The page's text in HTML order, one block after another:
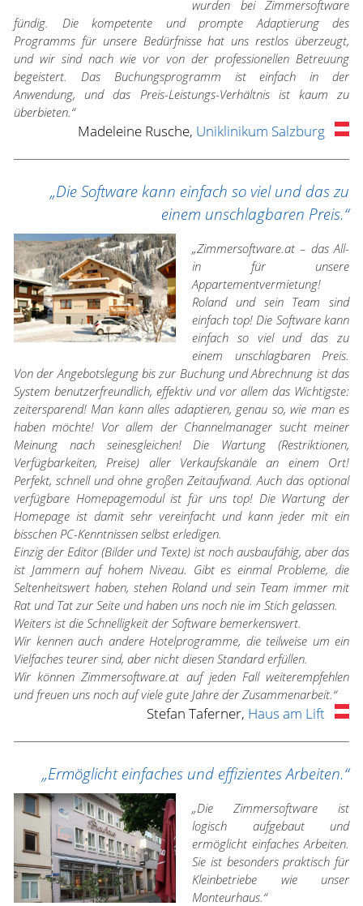
wurden bei Zimmersoftware
fündig. Die kompetente und prompte Adaptierung des
Programms für unsere Bedürfnisse hat uns restlos überzeugt,
und wir sind nach wie vor von der professionellen Betreuung
begeistert. Das Buchungsprogramm ist einfach in der
Anwendung, und das Preis-Leistungs-Verhältnis ist kaum zu
überbieten.“
Madeleine Rusche, Uniklinikum Salzburg
„Die Software kann einfach so viel und das zu
einem unschlagbaren Preis.“
„Zimmersoftware.at – das All-
in für unsere
Appartementvermietung!
Roland und sein Team sind
einfach top! Die Software kann
einfach so viel und das zu
einem unschlagbaren Preis.
Von der Angebotslegung bis zur Buchung und Abrechnung ist das
System benutzerfreundlich, effektiv und vor allem das Wichtigste:
zeitersparend! Man kann alles adaptieren, genau so, wie man es
haben möchte! Vor allem der Channelmanager sucht meiner
Meinung nach seinesgleichen! Die Wartung (Restriktionen,
Verfügbarkeiten, Preise) aller Verkaufskanäle an einem Ort!
Perfekt, schnell und ohne großen Zeitaufwand. Auch das optional
verfügbare Homepagemodul ist für uns top! Die Wartung der
Homepage ist damit sehr vereinfacht und kann jeder mit ein
bisschen PC-Kenntnissen selbst erledigen.
Einzig der Editor (Bilder und Texte) ist noch ausbaufähig, aber das
ist Jammern auf hohem Niveau. Gibt es einmal Probleme, die
Seltenheitswert haben, stehen Roland und sein Team immer mit
Rat und Tat zur Seite und haben uns noch nie im Stich gelassen.
Weiters ist die Schnelligkeit der Software bemerkenswert.
Wir kennen auch andere Hotelprogramme, die teilweise um ein
Vielfaches teurer sind, aber nicht diesen Standard erfüllen.
Wir können Zimmersoftware.at auf jeden Fall weiterempfehlen
und freuen uns noch auf viele gute Jahre der Zusammenarbeit.“
Stefan Taferner, Haus am Lift
„Ermöglicht einfaches und effizientes Arbeiten.“
„Die Zimmersoftware ist
logisch aufgebaut und
ermöglicht einfaches Arbeiten.
Sie ist besonders praktisch für
Kleinbetriebe wie unser
Monteurhaus.“